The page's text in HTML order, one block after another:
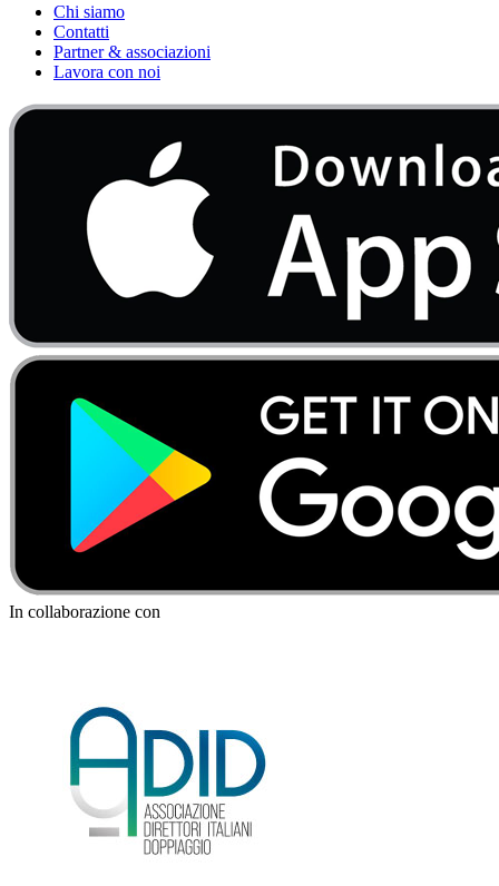
Chi siamo
Contatti
Partner & associazioni
Lavora con noi
In collaborazione con